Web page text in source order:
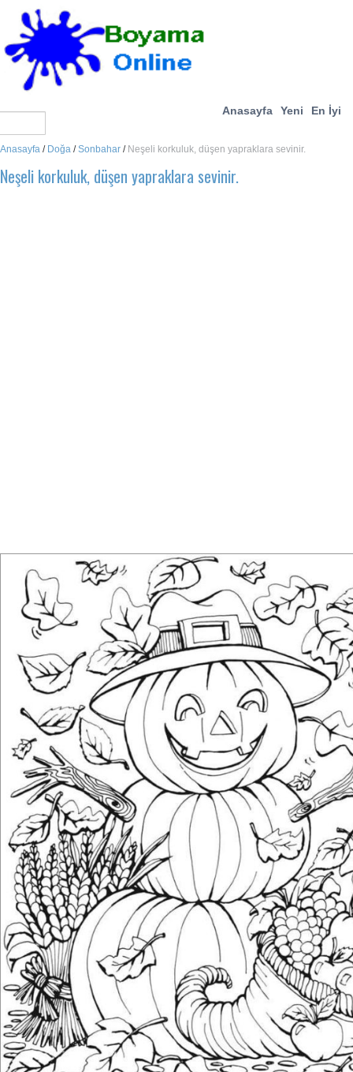
Anasayfa Yeni En İyi
Anasayfa / Doğa /Sonbahar / Neşeli korkuluk, düşen yapraklara sevinir.
Neşeli korkuluk, düşen yapraklara sevinir.